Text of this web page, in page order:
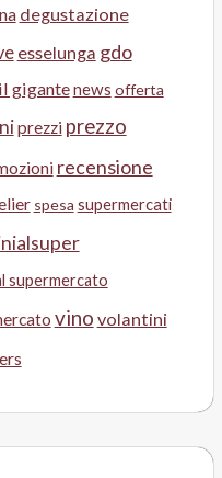
degustazione
esselunga gdo
il gigantenews offerta
prezzi prezzo
recensione
spesa supermercati
supermercato
vino volantini